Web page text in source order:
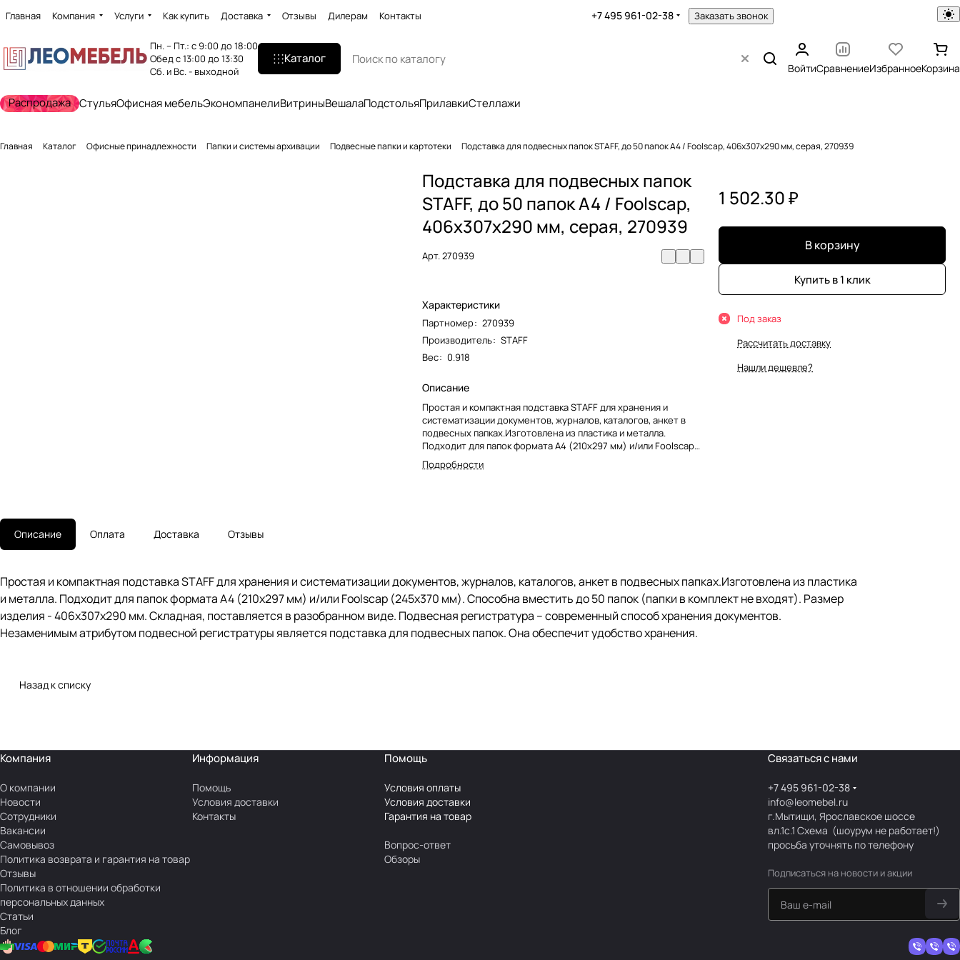
Главная Компания Услуги Как купить Доставка Отзывы Дилерам Контакты +7 495 961-02-38 Заказать звонок
Пн. – Пт.: с 9:00 до 18:00
Обед с 13:00 до 13:30
Сб. и Вс. - выходной
Каталог
ВойтиСравнениеИзбранноеКорзина
Распродажа СтульяОфисная мебельЭкономпанелиВитриныВешалаПодстольяПрилавкиСтеллажи
Главная Каталог Офисные принадлежности Папки и системы архивации Подвесные папки и картотеки Подставка для подвесных папок STAFF, до 50 папок А4 / Foolscap, 406х307х290 мм, серая, 270939
Подставка для подвесных папок
STAFF, до 50 папок А4 / Foolscap,
406х307х290 мм, серая, 270939
Арт.270939
Характеристики
Партномер: 270939
Производитель: STAFF
Вес: 0.918
Описание
Простая и компактная подставка STAFF для хранения и
систематизации документов, журналов, каталогов, анкет в
подвесных папках.Изготовлена из пластика и металла.
Подходит для папок формата А4 (210х297 мм) и/или Foolscap
(245х370 мм).
Способна вместить до 50 папок (папки в комплект не входят).
Подробности
1 502.30 ₽
В корзину
Купить в 1 клик
Под заказ
Рассчитать доставку
Нашли дешевле?
Описание Оплата Доставка Отзывы
Простая и компактная подставка STAFF для хранения и систематизации документов, журналов, каталогов, анкет в подвесных папках.Изготовлена из пластика
и металла. Подходит для папок формата А4 (210х297 мм) и/или Foolscap (245х370 мм). Способна вместить до 50 папок (папки в комплект не входят). Размер
изделия - 406х307х290 мм. Складная, поставляется в разобранном виде. Подвесная регистратура – современный способ хранения документов.
Незаменимым атрибутом подвесной регистратуры является подставка для подвесных папок. Она обеспечит удобство хранения.
Назад к списку
Компания
О компании
Новости
Сотрудники
Вакансии
Самовывоз
Политика возврата и гарантия на товар
Отзывы
Политика в отношении обработки
персональных данных
Статьи
Блог
Информация
Помощь
Условия доставки
Контакты
Помощь
Условия оплаты
Условия доставки
Гарантия на товар
Вопрос-ответ
Обзоры
Связаться с нами
+7 495 961-02-38
info@leomebel.ru
г.Мытищи, Ярославское шоссе
вл.1с.1Схема (шоурум не работает!)
просьба уточнять по телефону
Подписаться на новости и акции